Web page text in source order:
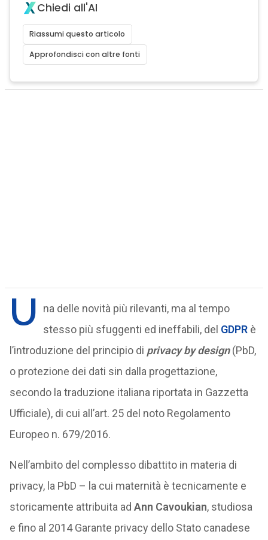
Chiedi all'AI
Riassumi questo articolo
Approfondisci con altre fonti
U
na delle novità più rilevanti, ma al tempo
stesso più sfuggenti ed ineffabili, del GDPR è
l’introduzione del principio di privacy by design (PbD,
o protezione dei dati sin dalla progettazione,
secondo la traduzione italiana riportata in Gazzetta
Ufficiale), di cui all’art. 25 del noto Regolamento
Europeo n. 679/2016.
Nell’ambito del complesso dibattito in materia di
privacy, la PbD – la cui maternità è tecnicamente e
storicamente attribuita ad Ann Cavoukian, studiosa
e fino al 2014 Garante privacy dello Stato canadese